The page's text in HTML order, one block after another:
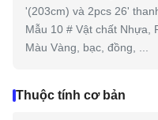
'(203cm) và 2pcs 26'
Mẫu 10 # Vật chất Nhựa,
Màu Vàng, bạc, đồng, ...
Thuộc tính cơ bản